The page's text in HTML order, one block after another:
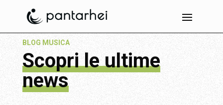
BLOG MUSICA
Scopri le ultime
news